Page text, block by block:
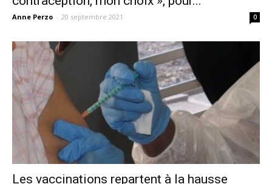
Anne Perzo - 20 septembre 2021 0
Les vaccinations repartent à la hausse